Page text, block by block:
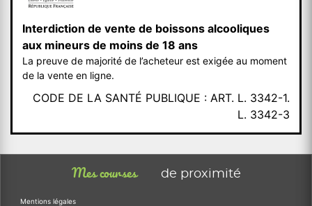
Interdiction de vente de boissons alcooliques
aux mineurs de moins de 18 ans
La preuve de majorité de l’acheteur est exigée au moment
de la vente en ligne.
CODE DE LA SANTÉ PUBLIQUE : ART. L. 3342-1.
L. 3342-3
Mes courses de proximité
Mentions légales